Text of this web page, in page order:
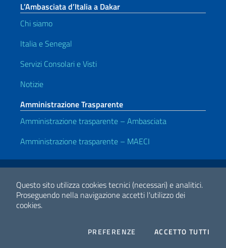
Questo sito utilizza cookies tecnici (necessari) e analitici.
Proseguendo nella navigazione accetti l'utilizzo dei
cookies.
PREFERENZE COOKIESACCETTO TUTTI
L’Ambasciata d’Italia a Dakar
Chi siamo
Italia e Senegal
Servizi Consolari e Visti
Notizie
Amministrazione Trasparente
Amministrazione trasparente – Ambasciata
Amministrazione trasparente – MAECI
Link Utili